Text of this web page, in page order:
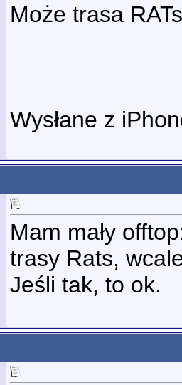
Może trasa
Wysłane z
Mam mały
trasy Rats,
Jeśli tak, to ok.